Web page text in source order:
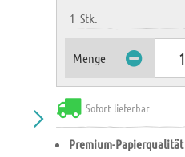
1Stk.
Menge
Sofort lieferbar
Premium-Papierqualität